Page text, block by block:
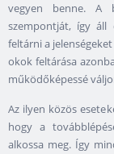
vegyen benne. A
szempontját, így áll
feltárni a
okok feltárása
működőképessé
Az ilyen közös
hogy a
alkossa meg. Így